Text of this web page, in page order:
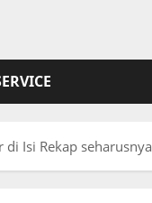
Isi Rekap